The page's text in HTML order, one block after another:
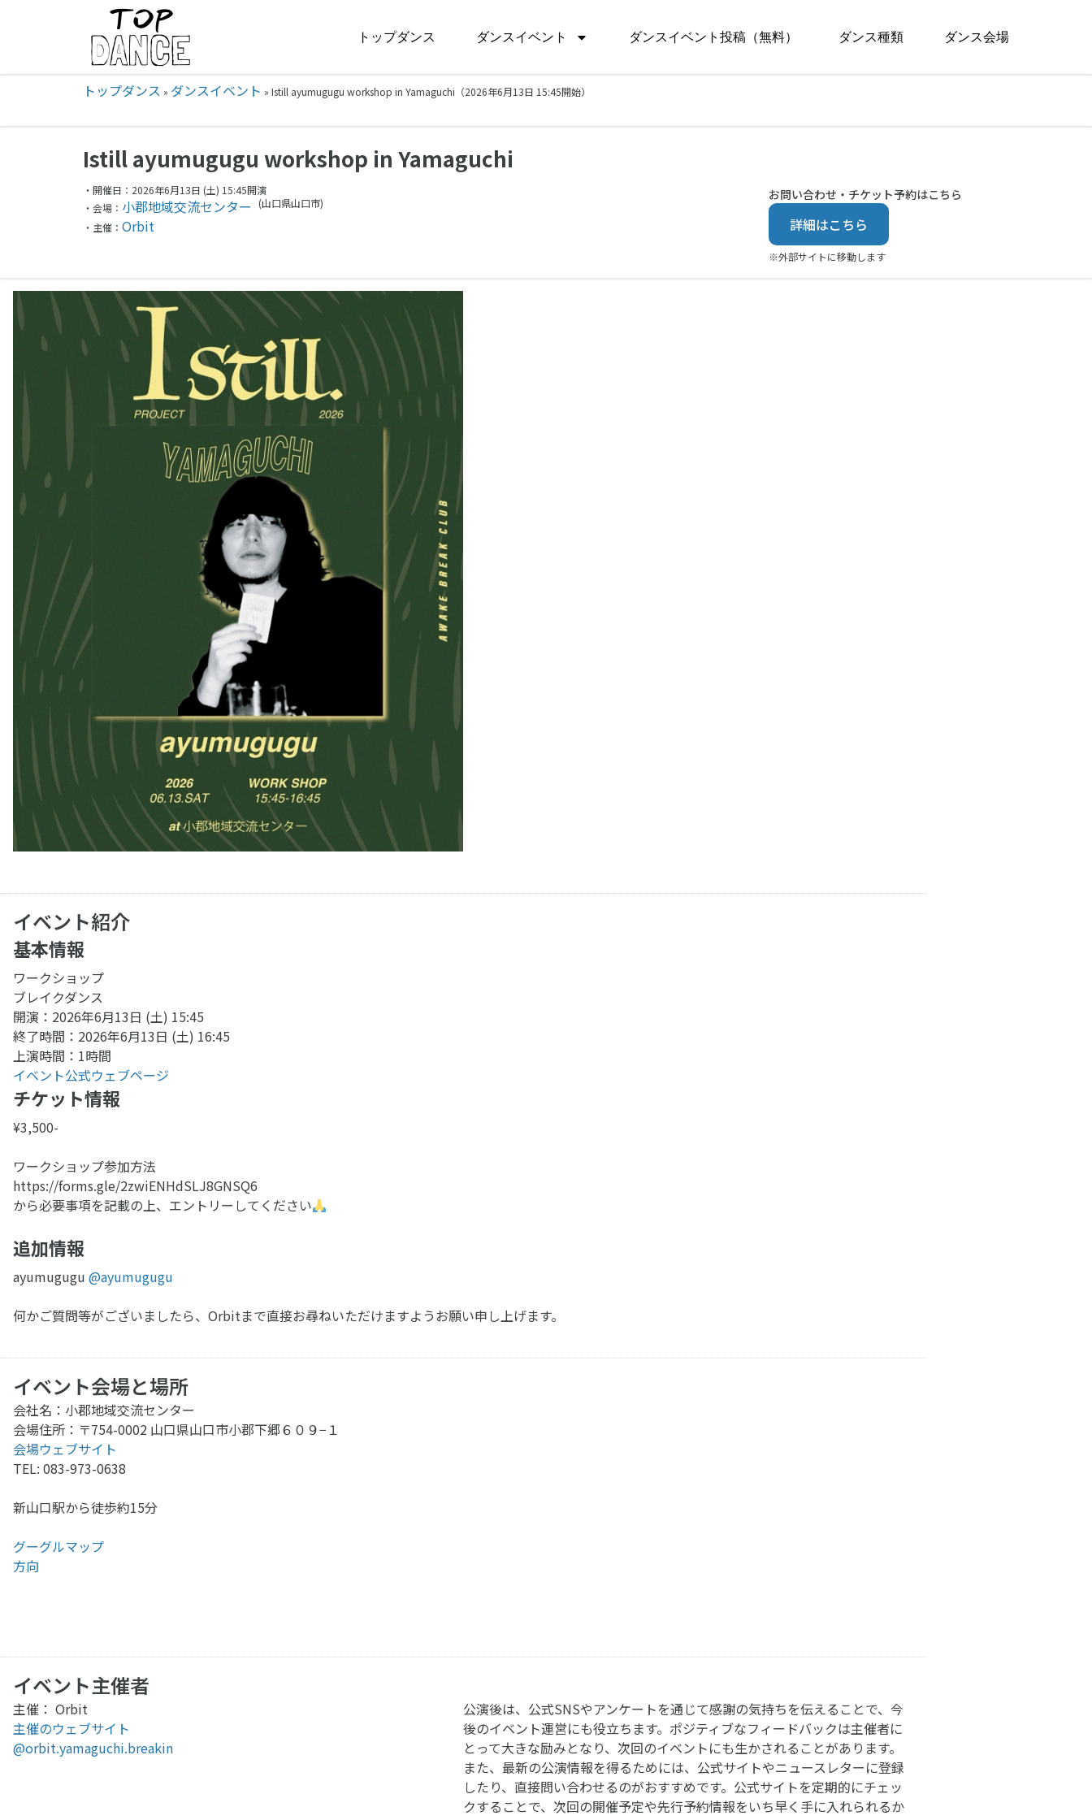
トップダンス ダンスイベント ダンスイベント投稿（無料） ダンス種類 ダンス会場
トップダンス » ダンスイベント » Istill ayumugugu workshop in Yamaguchi（2026年6月13日 15:45開始）
Istill ayumugugu workshop in Yamaguchi
・開催日：2026年6月13日 (土) 15:45開演
・会場： 小郡地域交流センター (山口県山口市)
・主催： Orbit
お問い合わせ・チケット予約はこちら
詳細はこちら
※外部サイトに移動します
イベント紹介
基本情報
ワークショップ
ブレイクダンス
開演：2026年6月13日 (土) 15:45
終了時間：2026年6月13日 (土) 16:45
上演時間：1時間
イベント公式ウェブページ
チケット情報
¥3,500-
ワークショップ参加方法
https://forms.gle/2zwiENHdSLJ8GNSQ6
から必要事項を記載の上、エントリーしてください
追加情報
ayumugugu @ayumugugu
何かご質問等がございましたら、Orbitまで直接お尋ねいただけますようお願い申し上げます。
イベント会場と場所
会社名：小郡地域交流センター
会場住所：〒754-0002 山口県山口市小郡下郷６０９−１
会場ウェブサイト
TEL: 083-973-0638
新山口駅から徒歩約15分
グーグルマップ
方向
イベント主催者
主催： Orbit
主催のウェブサイト
@orbit.yamaguchi.breakin
公演後は、公式SNSやアンケートを通じて感謝の気持ちを伝えることで、今
後のイベント運営にも役立ちます。ポジティブなフィードバックは主催者に
とって大きな励みとなり、次回のイベントにも生かされることがあります。
また、最新の公演情報を得るためには、公式サイトやニュースレターに登録
したり、直接問い合わせるのがおすすめです。公式サイトを定期的にチェッ
クすることで、次回の開催予定や先行予約情報をいち早く手に入れられるか